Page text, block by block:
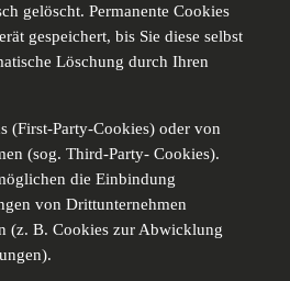
gelöscht. Permanente Cookies
gespeichert, bis Sie diese selbst
Löschung durch Ihren
(First-Party-Cookies) oder von
(sog. Third-Party- Cookies).
die Einbindung
von Drittunternehmen
(z. B. Cookies zur Abwicklung